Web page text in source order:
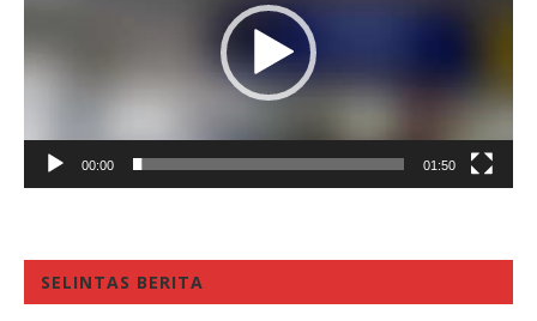
00:00 01:50
SELINTAS BERITA